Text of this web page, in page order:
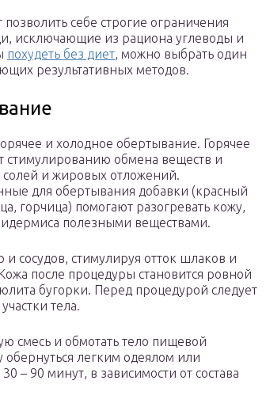
позволить себе строгие ограничения
исключающие из рациона углеводы и
похудеть без диет, можно выбрать один
результативных методов.
и холодное обертывание. Горячее
стимулированию обмена веществ и
и жировых отложений.
для обертывания добавки (красный
горчица) помогают разогревать кожу,
полезными веществами.
сосудов, стимулируя отток шлаков и
после процедуры становится ровной
бугорки. Перед процедурой следует
тела.
смесь и обмотать тело пищевой
легким одеялом или
– 90 минут, в зависимости от состава